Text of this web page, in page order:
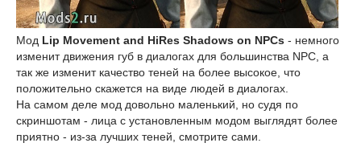
Мод Lip Movement and HiRes Shadows on NPCs - немного
изменит движения губ в диалогах для большинства NPC, а
так же изменит качество теней на более высокое, что
положительно скажется на виде людей в диалогах.
На самом деле мод довольно маленький, но судя по
скриншотам - лица с установленным модом выглядят более
приятно - из-за лучших теней, смотрите сами.